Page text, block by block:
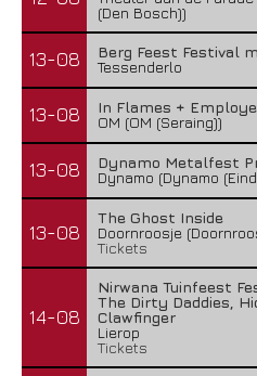
(Den Bosch))
13-08
Berg Feest Festival
Tessenderlo
13-08
In Flames +
OM (OM (Seraing))
13-08
Dynamo Metalfest
Dynamo (Dynamo
13-08
The Ghost Inside
Doornroosje
Tickets
14-08
Nirwana Tuinfeest
The Dirty Daddies,
Clawfinger
Lierop
Tickets